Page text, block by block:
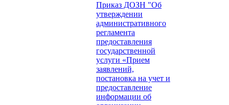
Приказ ДОЗН "Об
утверждении
административного
регламента
предоставления
государственной
услуги «Прием
заявлений,
постановка на учет и
предоставление
информации об